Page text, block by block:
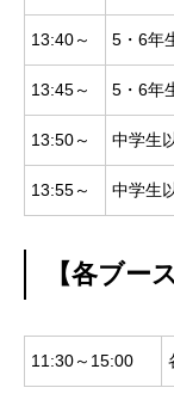
13:40～ 5・6年
13:45～ 5・6年
13:50～ 中学生
13:55～ 中学生
【各ブー
11:30～15:00